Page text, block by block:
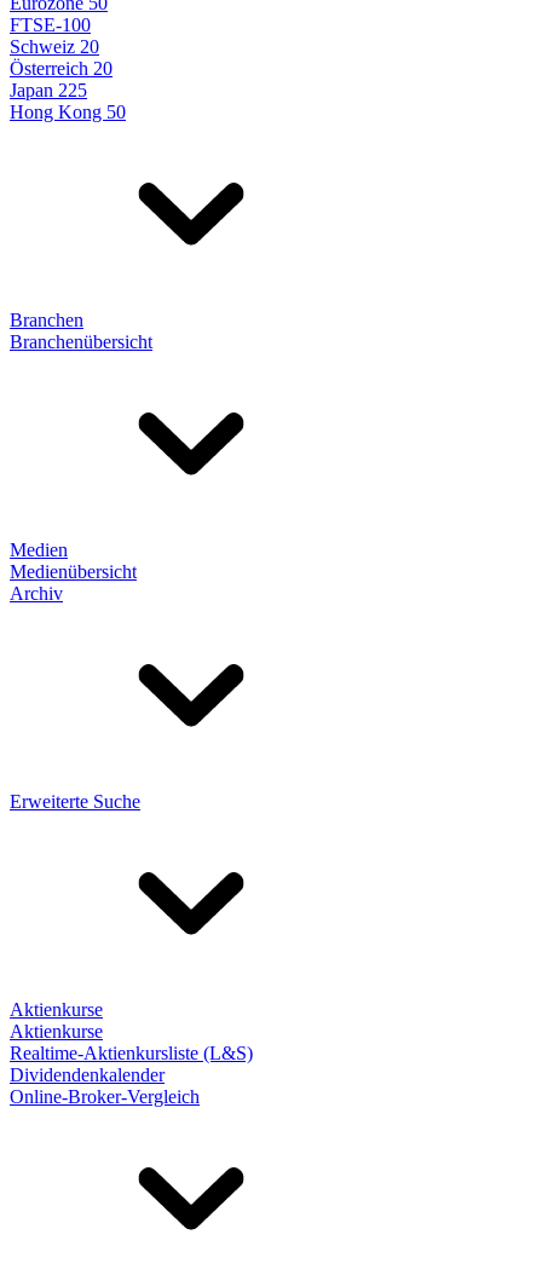
FTSE-100
Schweiz 20
Österreich 20
Japan 225
Hong Kong 50
Branchen
Branchenübersicht
Medien
Medienübersicht
Archiv
Erweiterte Suche
Aktienkurse
Aktienkurse
Realtime-Aktienkursliste (L&S)
Dividendenkalender
Online-Broker-Vergleich